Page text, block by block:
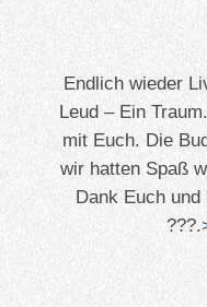
Endlich wieder
Leud – Ein
mit Euch. Die
wir hatten Spaß
Dank Euch
???.